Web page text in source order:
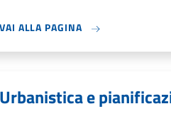
VAI ALLA PAGINA
Urbanistica e